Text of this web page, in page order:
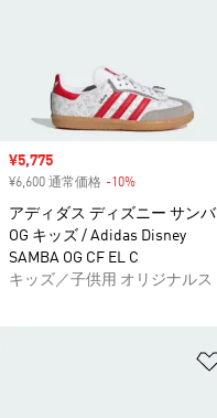
セール価格
¥5,775
¥6,600 通常価格 -10%
アディダス ディズニー サンバ
OG キッズ / Adidas Disney
SAMBA OG CF EL C
キッズ／子供用 オリジナルス